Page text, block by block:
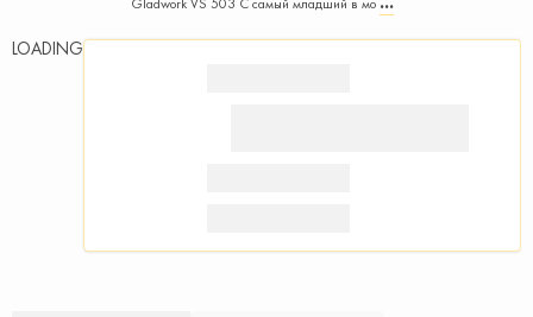
LOADING